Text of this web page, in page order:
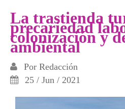
española (y V)
La trastienda
precariedad
colonización y
ambiental
Por Redacción
25 / Jun / 2021